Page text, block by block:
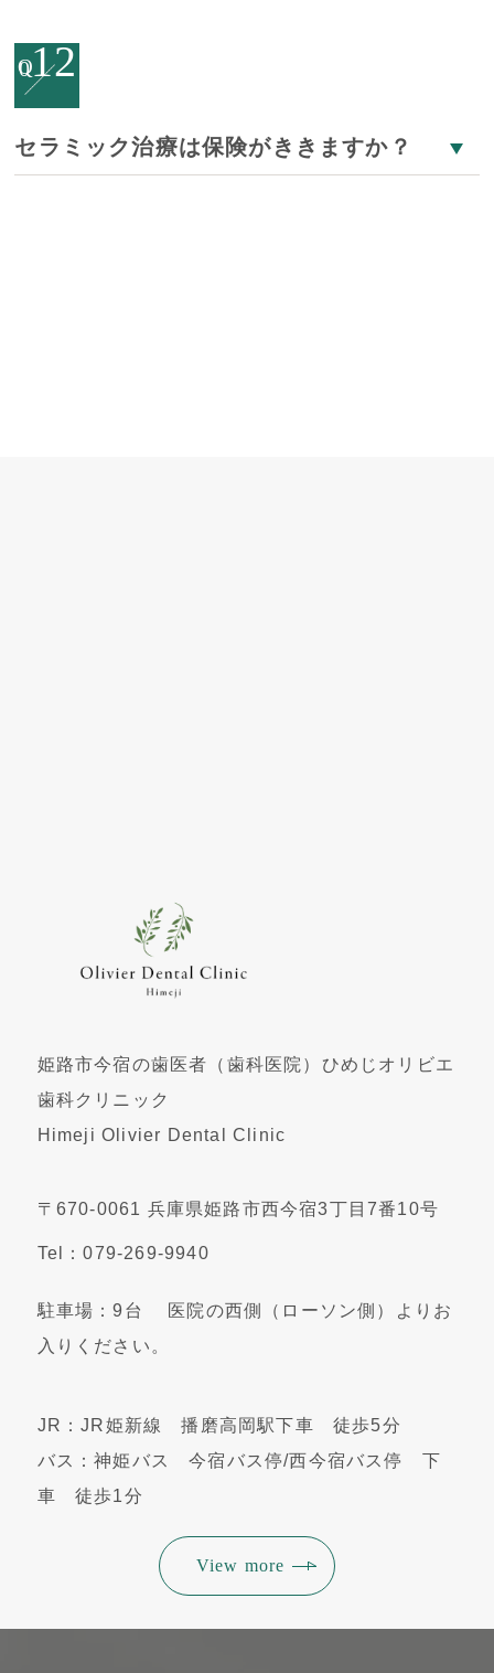
Q
012
セラミック治療は保険がききますか？
姫路市今宿の歯医者（歯科医院）ひめじオリビエ
歯科クリニック
Himeji Olivier Dental Clinic
〒670-0061 兵庫県姫路市西今宿3丁目7番10号
Tel：079-269-9940
駐車場：9台 医院の西側（ローソン側）よりお
入りください。
JR：JR姫新線 播磨高岡駅下車 徒歩5分
バス：神姫バス 今宿バス停/西今宿バス停 下
車 徒歩1分
View more